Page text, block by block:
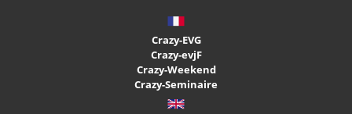
Crazy-EVG
Crazy-evjF
Crazy-Weekend
Crazy-Seminaire